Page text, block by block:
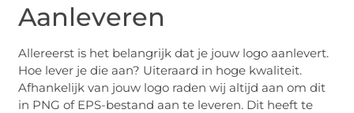
Aanleveren
Allereerst is het belangrijk dat je jouw logo aanlevert.
Hoe lever je die aan? Uiteraard in hoge kwaliteit.
Afhankelijk van jouw logo raden wij altijd aan om dit
in PNG of EPS-bestand aan te leveren. Dit heeft te